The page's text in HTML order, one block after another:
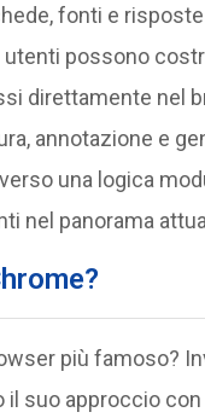
fonti e
utenti possono
direttamente nel
annotazione e
una logica
nel panorama
più famoso?
il suo approccio con